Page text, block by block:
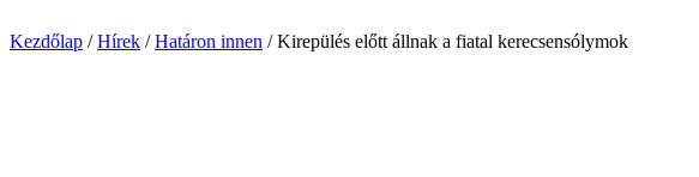
Kezdőlap /Hírek /Határon innen / Kirepülés előtt állnak a fiatal kerecsensólymok